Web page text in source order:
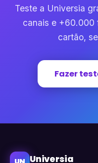
Teste a Universia
canais e +60.000
cartão,
Fazer
Universia